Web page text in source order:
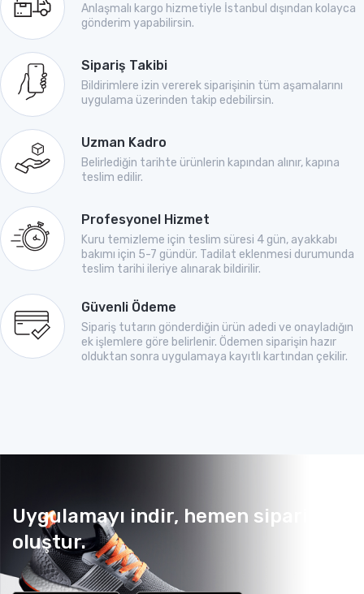
Anlaşmalı kargo hizmetiyle İstanbul dışından kolayca
gönderim yapabilirsin.
Sipariş Takibi
Bildirimlere izin vererek siparişinin tüm aşamalarını
uygulama üzerinden takip edebilirsin.
Uzman Kadro
Belirlediğin tarihte ürünlerin kapından alınır, kapına
teslim edilir.
Profesyonel Hizmet
Kuru temizleme için teslim süresi 4 gün, ayakkabı
bakımı için 5-7 gündür. Tadilat eklenmesi durumunda
teslim tarihi ileriye alınarak bildirilir.
Güvenli Ödeme
Sipariş tutarın gönderdiğin ürün adedi ve onayladığın
ek işlemlere göre belirlenir. Ödemen siparişin hazır
olduktan sonra uygulamaya kayıtlı kartından çekilir.
Uygulamayı indir, hemen sipariş
oluştur.